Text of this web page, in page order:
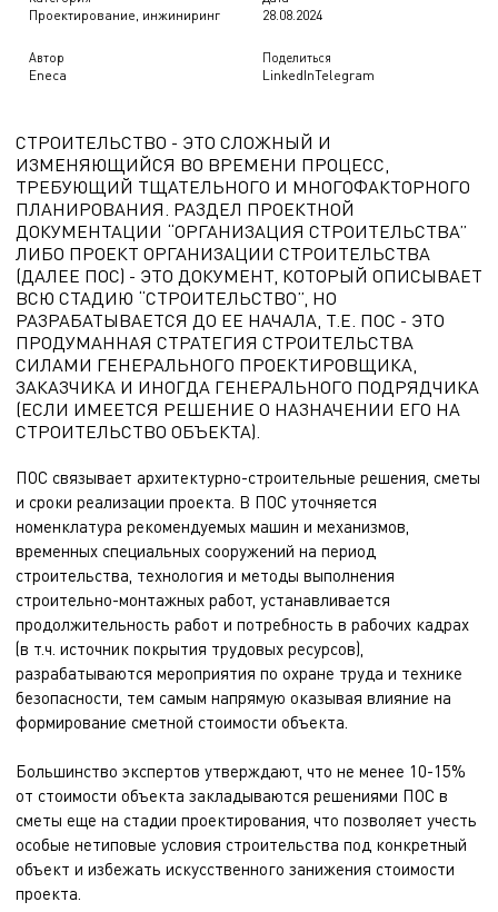
Проектирование, инжиниринг 28.08.2024
Автор
Eneca
Поделиться
LinkedInTelegram
СТРОИТЕЛЬСТВО - ЭТО СЛОЖНЫЙ И
ИЗМЕНЯЮЩИЙСЯ ВО ВРЕМЕНИ ПРОЦЕСС,
ТРЕБУЮЩИЙ ТЩАТЕЛЬНОГО И МНОГОФАКТОРНОГО
ПЛАНИРОВАНИЯ. РАЗДЕЛ ПРОЕКТНОЙ
ДОКУМЕНТАЦИИ “ОРГАНИЗАЦИЯ СТРОИТЕЛЬСТВА”
ЛИБО ПРОЕКТ ОРГАНИЗАЦИИ СТРОИТЕЛЬСТВА
(ДАЛЕЕ ПОС) - ЭТО ДОКУМЕНТ, КОТОРЫЙ ОПИСЫВАЕТ
ВСЮ СТАДИЮ “СТРОИТЕЛЬСТВО”, НО
РАЗРАБАТЫВАЕТСЯ ДО ЕЕ НАЧАЛА, Т.Е. ПОС - ЭТО
ПРОДУМАННАЯ СТРАТЕГИЯ СТРОИТЕЛЬСТВА
СИЛАМИ ГЕНЕРАЛЬНОГО ПРОЕКТИРОВЩИКА,
ЗАКАЗЧИКА И ИНОГДА ГЕНЕРАЛЬНОГО ПОДРЯДЧИКА
(ЕСЛИ ИМЕЕТСЯ РЕШЕНИЕ О НАЗНАЧЕНИИ ЕГО НА
СТРОИТЕЛЬСТВО ОБЪЕКТА).
ПОС связывает архитектурно-строительные решения, сметы
и сроки реализации проекта. В ПОС уточняется
номенклатура рекомендуемых машин и механизмов,
временных специальных сооружений на период
строительства, технология и методы выполнения
строительно-монтажных работ, устанавливается
продолжительность работ и потребность в рабочих кадрах
(в т.ч. источник покрытия трудовых ресурсов),
разрабатываются мероприятия по охране труда и технике
безопасности, тем самым напрямую оказывая влияние на
формирование сметной стоимости объекта.
Большинство экспертов утверждают, что не менее 10-15%
от стоимости объекта закладываются решениями ПОС в
сметы еще на стадии проектирования, что позволяет учесть
особые нетиповые условия строительства под конкретный
объект и избежать искусственного занижения стоимости
проекта.